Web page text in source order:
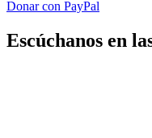
Donar con PayPal
Escúchanos en